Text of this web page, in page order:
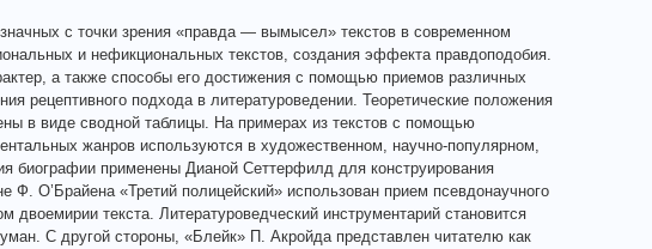
с точки зрения «правда — вымысел» текстов в современном
и нефикциональных текстов, создания эффекта правдоподобия.
а также способы его достижения с помощью приемов различных
рецептивного подхода в литературоведении. Теоретические положения
в виде сводной таблицы. На примерах из текстов с помощью
жанров используются в художественном, научно-популярном,
биографии применены Дианой Сеттерфилд для конструирования
Ф. О’Брайена «Третий полицейский» использован прием псевдонаучного
текста. Литературоведческий инструментарий становится
С другой стороны, «Блейк» П. Акройда представлен читателю как